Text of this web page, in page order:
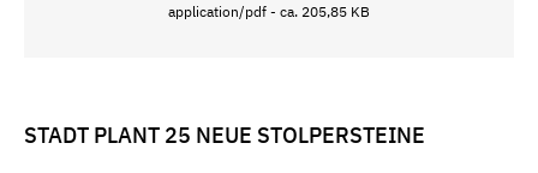
application/pdf - ca. 205,85 KB
STADT PLANT 25 NEUE STOLPERSTEINE